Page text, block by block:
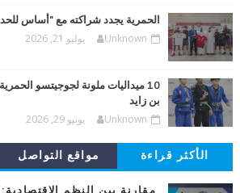
الحمرية يجدد شراكته مع "أساس
Unknown يوليو 21, 2026
10 ميداليات ملونة لجوجيتسو
بن زايد
Unknown يونيو 29, 2026
الأكثر قراءة مواقع التواصل
مقارنة بين النظم